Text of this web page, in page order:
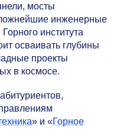
мосты
инженерные
института
осваивать глубины
проекты
в космосе.
» и «Горное